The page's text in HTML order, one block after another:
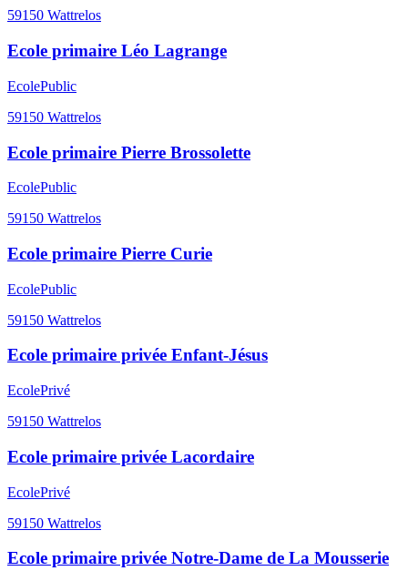
59150 Wattrelos
Ecole primaire Léo Lagrange
EcolePublic
59150 Wattrelos
Ecole primaire Pierre Brossolette
EcolePublic
59150 Wattrelos
Ecole primaire Pierre Curie
EcolePublic
59150 Wattrelos
Ecole primaire privée Enfant-Jésus
EcolePrivé
59150 Wattrelos
Ecole primaire privée Lacordaire
EcolePrivé
59150 Wattrelos
Ecole primaire privée Notre-Dame de La Mousserie